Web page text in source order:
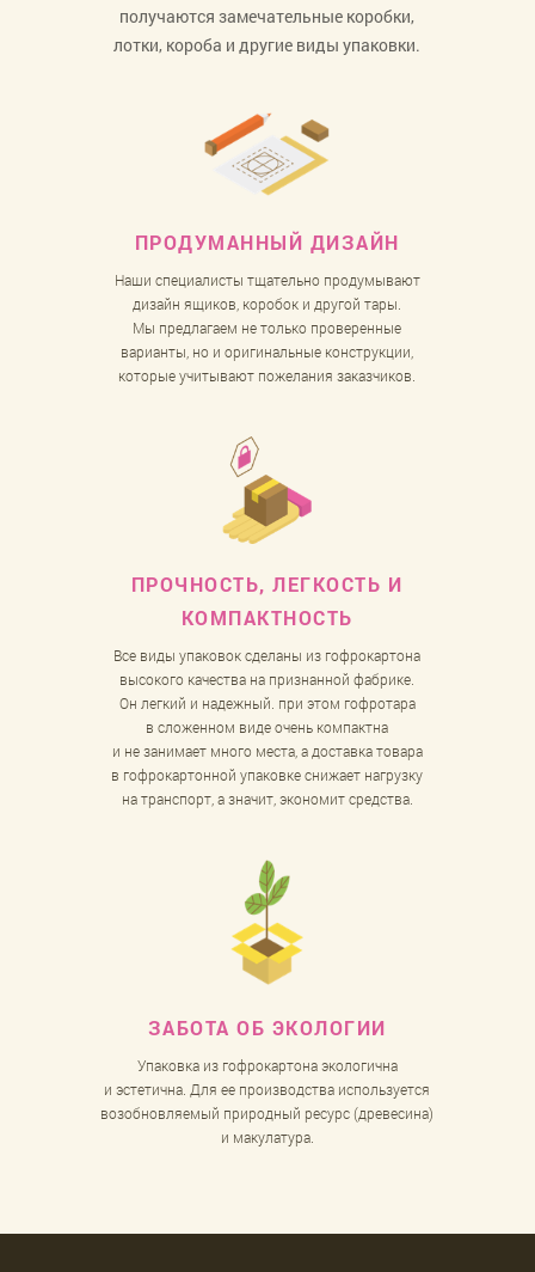
получаются замечательные коробки,
лотки, короба и другие виды упаковки.
ПРОДУМАННЫЙ ДИЗАЙН
Наши специалисты тщательно продумывают
дизайн ящиков, коробок и другой тары.
Мы предлагаем не только проверенные
варианты, но и оригинальные конструкции,
которые учитывают пожелания заказчиков.
ПРОЧНОСТЬ, ЛЕГКОСТЬ И
КОМПАКТНОСТЬ
Все виды упаковок сделаны из гофрокартона
высокого качества на признанной фабрике.
Он легкий и надежный. при этом гофротара
в сложенном виде очень компактна
и не занимает много места, а доставка товара
в гофрокартонной упаковке снижает нагрузку
на транспорт, а значит, экономит средства.
ЗАБОТАОБ ЭКОЛОГИИ
Упаковка из гофрокартона экологична
и эстетична. Для ее производства используется
возобновляемый природный ресурс (древесина)
и макулатура.